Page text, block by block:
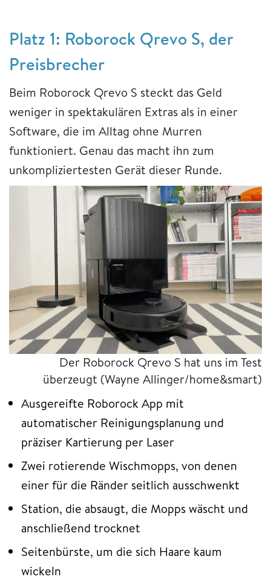
Platz 1: Roborock Qrevo S, der
Preisbrecher
Beim Roborock Qrevo S steckt das Geld
weniger in spektakulären Extras als in einer
Software, die im Alltag ohne Murren
funktioniert. Genau das macht ihn zum
unkompliziertesten Gerät dieser Runde.
Der Roborock Qrevo S hat uns im Test
überzeugt (Wayne Allinger/home&smart)
Ausgereifte Roborock App mit
automatischer Reinigungsplanung und
präziser Kartierung per Laser
Zwei rotierende Wischmopps, von denen
einer für die Ränder seitlich ausschwenkt
Station, die absaugt, die Mopps wäscht und
anschließend trocknet
Seitenbürste, um die sich Haare kaum
wickeln